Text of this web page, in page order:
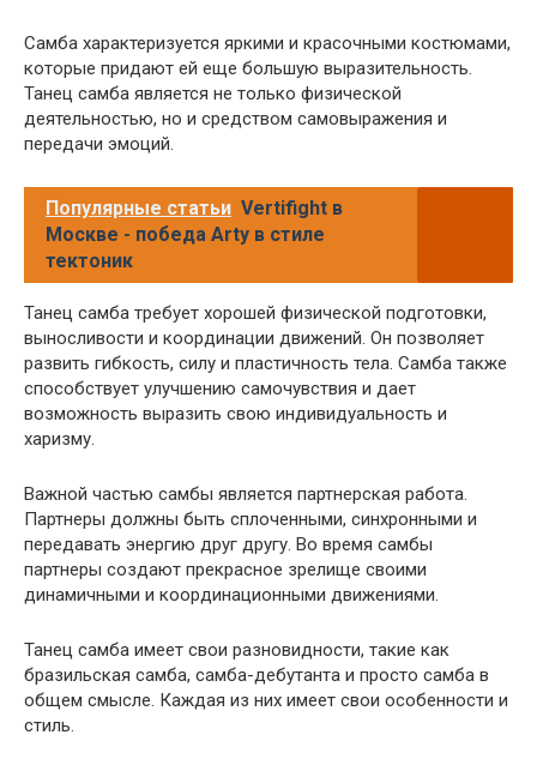
Самба характеризуется яркими и красочными костюмами,
которые придают ей еще большую выразительность.
Танец самба является не только физической
деятельностью, но и средством самовыражения и
передачи эмоций.
Популярные статьи Vertifight в
Москве - победа Arty в стиле
тектоник
Танец самба требует хорошей физической подготовки,
выносливости и координации движений. Он позволяет
развить гибкость, силу и пластичность тела. Самба также
способствует улучшению самочувствия и дает
возможность выразить свою индивидуальность и
харизму.
Важной частью самбы является партнерская работа.
Партнеры должны быть сплоченными, синхронными и
передавать энергию друг другу. Во время самбы
партнеры создают прекрасное зрелище своими
динамичными и координационными движениями.
Танец самба имеет свои разновидности, такие как
бразильская самба, самба-дебутанта и просто самба в
общем смысле. Каждая из них имеет свои особенности и
стиль.